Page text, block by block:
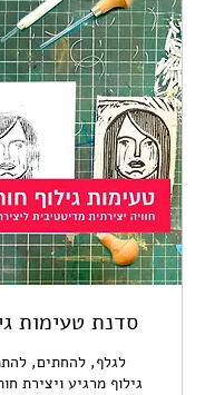
סדנת טעימות
לגלף, להחתים,
גילוף מרגיע ויצירת